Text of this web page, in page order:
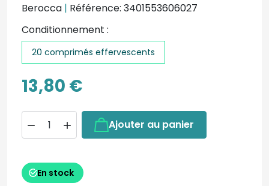
Berocca | Référence: 3401553606027
Conditionnement :
20 comprimés effervescents
13,80 €
  Ajouter au panier
En stock